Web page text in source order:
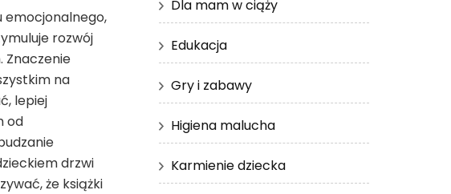
emocjonalnego,
rozwój
Znaczenie
na
lepiej
od
drzwi
że książki
Dla mam w ciąży
Edukacja
Gry i zabawy
Higiena malucha
Karmienie dziecka